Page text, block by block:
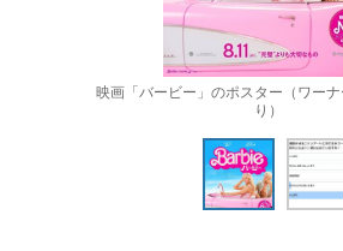
映画「バービー」のポスター（ワーナ
り）